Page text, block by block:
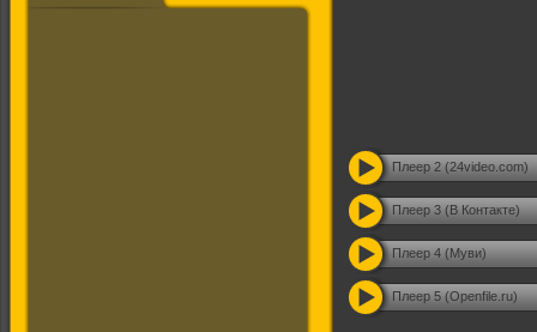
Плеер 2 (24video.com)
Плеер 3 (В Контакте)
Плеер 4 (Муви)
Плеер 5 (Openfile.ru)